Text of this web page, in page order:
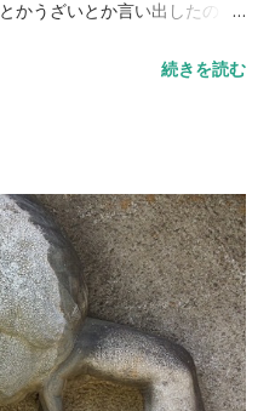
かうざいとか言い出したの
続きを読む